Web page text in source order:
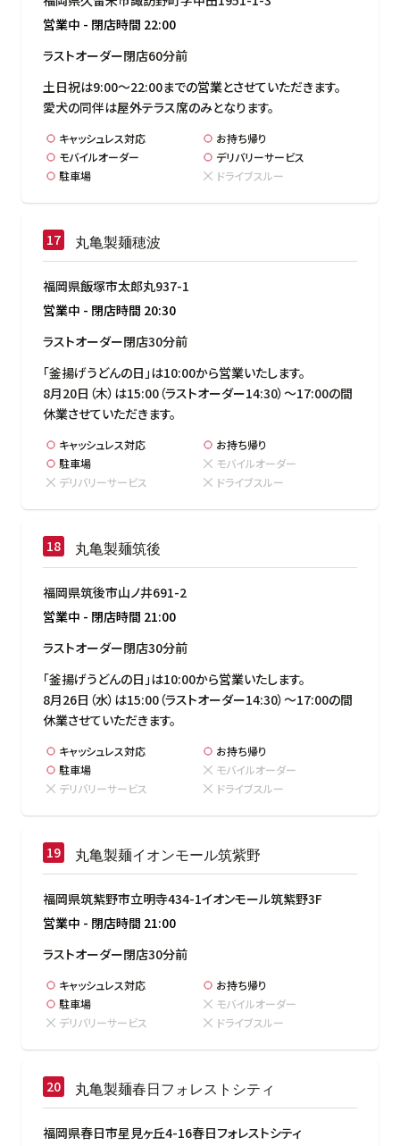
営業中 - 閉店時間 22:00
ラストオーダー閉店60分前
土日祝は9:00～22:00までの営業とさせていただきます。
愛犬の同伴は屋外テラス席のみとなります。
キャッシュレス対応
お持ち帰り
モバイルオーダー
デリバリーサービス
駐車場
ドライブスルー
丸亀製麺穂波
福岡県飯塚市太郎丸937-1
営業中 - 閉店時間 20:30
ラストオーダー閉店30分前
「釜揚げうどんの日」は10:00から営業いたします。
8月20日（木）は15:00（ラストオーダー14:30）～17:00の間
休業させていただきます。
キャッシュレス対応
お持ち帰り
駐車場
モバイルオーダー
デリバリーサービス
ドライブスルー
丸亀製麺筑後
福岡県筑後市山ノ井691-2
営業中 - 閉店時間 21:00
ラストオーダー閉店30分前
「釜揚げうどんの日」は10:00から営業いたします。
8月26日（水）は15:00（ラストオーダー14:30）～17:00の間
休業させていただきます。
キャッシュレス対応
お持ち帰り
駐車場
モバイルオーダー
デリバリーサービス
ドライブスルー
丸亀製麺イオンモール筑紫野
福岡県筑紫野市立明寺434-1イオンモール筑紫野3F
営業中 - 閉店時間 21:00
ラストオーダー閉店30分前
キャッシュレス対応
お持ち帰り
駐車場
モバイルオーダー
デリバリーサービス
ドライブスルー
丸亀製麺春日フォレストシティ
福岡県春日市星見ヶ丘4-16春日フォレストシティ